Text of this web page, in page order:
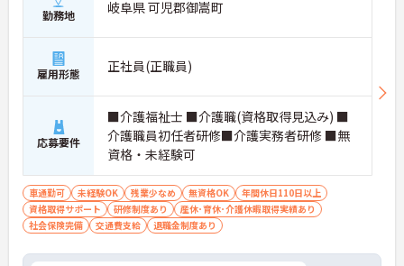
勤務地 岐阜県 可児郡御嵩町
雇用形態 正社員(正職員)
応募要件
■介護福祉士 ■介護職(資格取得見込み) ■
介護職員初任者研修■介護実務者研修 ■無
資格・未経験可
車通勤可 未経験OK 残業少なめ 無資格OK
年間休日110日以上
資格取得サポート
研修制度あり
産休･育休･介護休暇取得実績あり
社会保険完備
交通費支給 退職金制度あり